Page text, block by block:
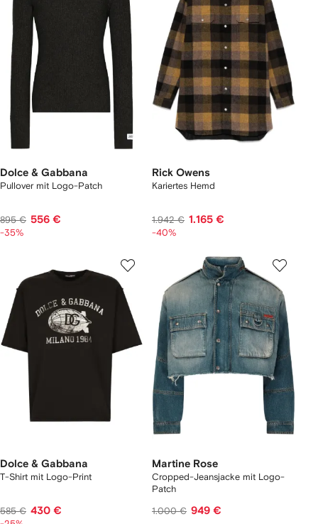
Dolce & Gabbana
Pullover mit Logo-Patch
895 € 556 €
-35%
Rick Owens
Kariertes Hemd
1.942 € 1.165 €
-40%
Dolce & Gabbana
T-Shirt mit Logo-Print
585 € 430 €
Martine Rose
Cropped-Jeansjacke mit Logo-
Patch
1.000 € 949 €